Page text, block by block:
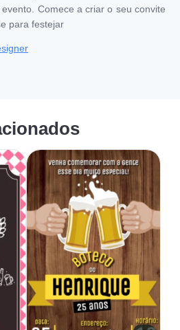
Comece a criar o seu convite
para festejar